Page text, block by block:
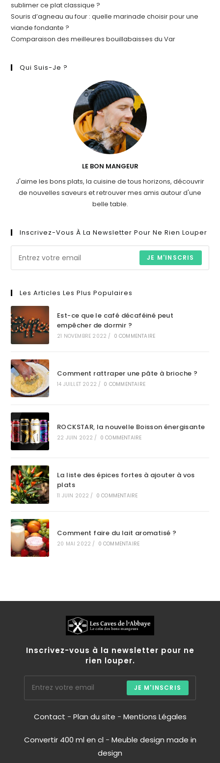
sublimer ce plat classique ?
Souris d’agneau au four : quelle marinade choisir pour une
viande fondante ?
Comparaison des meilleures bouillabaisses du Var
Qui Suis-Je ?
LE BON MANGEUR
J'aime les bons plats, la cuisine de tous horizons, découvrir
de nouvelles saveurs et retrouver mes amis autour d'une
belle table.
Inscrivez-Vous À La Newsletter Pour Ne Rien Louper
JE M'INSCRIS
Les Articles Les Plus Populaires
Est-ce que le café décaféiné peut
empêcher de dormir ?
21 NOVEMBRE 2022 / 0 COMMENTAIRE
Comment rattraper une pâte à brioche ?
14 JUILLET 2022 / 0 COMMENTAIRE
ROCKSTAR, la nouvelle Boisson énergisante
22 JUIN 2022 / 0 COMMENTAIRE
La liste des épices fortes à ajouter à vos
plats
11 JUIN 2022 / 0 COMMENTAIRE
Comment faire du lait aromatisé ?
20 MAI 2022 / 0 COMMENTAIRE
Inscrivez-vous à la newsletter pour ne
rien louper.
JE M'INSCRIS
Contact - Plan du site - Mentions Légales
Convertir 400 ml en cl - Meuble design made in
design